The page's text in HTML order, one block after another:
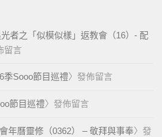
者之「似模似樣」返教會（16）- 配
留言
季Sooo節目巡禮〉發佈留言
節目巡禮〉發佈留言
年曆靈修（0362） – 敬拜與事奉〉發